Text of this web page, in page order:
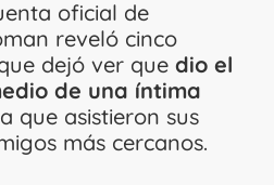
oficial de
reveló cinco
dejó ver quedio el
de una íntima
que asistieron sus
más cercanos.